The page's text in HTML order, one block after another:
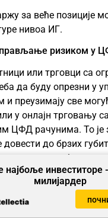
за веће позиције
нивоа ИГ.
ризиком у
или трговци са
да буду опрезни у
и преузимају све
у онлајн трговању са
ЦФД рачунима. То је
до брзих
на нестабилном
алата за
најбоље инвеститоре
милијардер